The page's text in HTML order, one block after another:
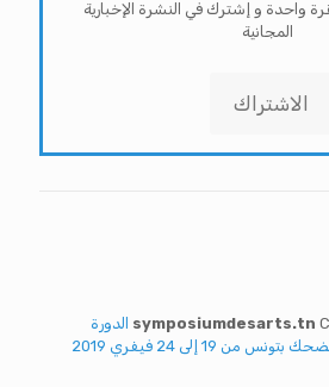
واحدة و إشترك في النشرة الإخبارية
المجانية
الاشتراك
symposiumdesarts.tn الدورة
من 19 إلى 24 فيفري 2019